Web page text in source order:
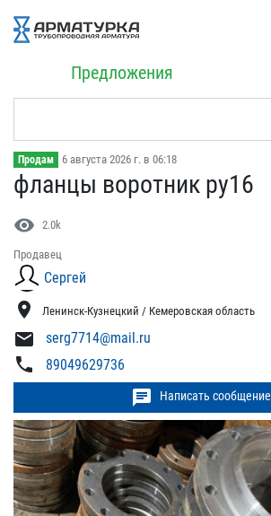
Предложения
Продам 6 августа 2026 г. в 06:18
фланцы воротник ру16
visibility 2.0k
Продавец
Сергей
location_on Ленинск-Кузнецкий / Кемеровская область
mail serg7714@mail.ru
phone 89049629736
chat Написать сообщение